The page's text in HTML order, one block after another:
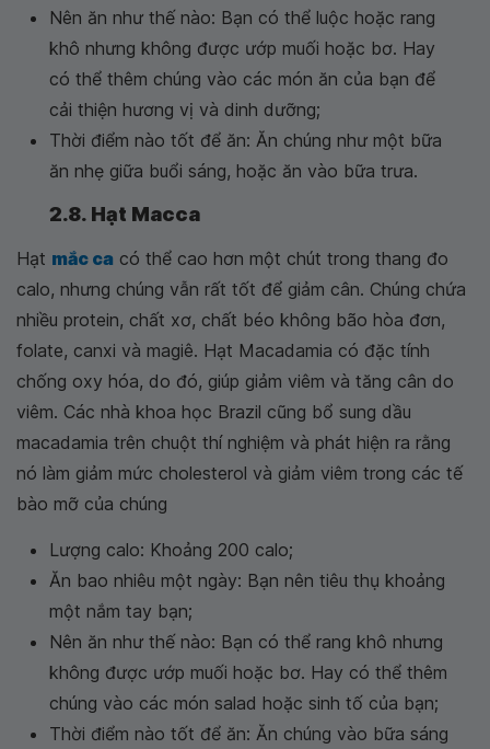
Nên ăn như thế nào: Bạn có thể luộc hoặc rang
khô nhưng không được ướp muối hoặc bơ. Hay
có thể thêm chúng vào các món ăn của bạn để
cải thiện hương vị và dinh dưỡng;
Thời điểm nào tốt để ăn: Ăn chúng như một bữa
ăn nhẹ giữa buổi sáng, hoặc ăn vào bữa trưa.
2.8. Hạt Macca
Hạt mắc ca có thể cao hơn một chút trong thang đo
calo, nhưng chúng vẫn rất tốt để giảm cân. Chúng chứa
nhiều protein, chất xơ, chất béo không bão hòa đơn,
folate, canxi và magiê. Hạt Macadamia có đặc tính
chống oxy hóa, do đó, giúp giảm viêm và tăng cân do
viêm. Các nhà khoa học Brazil cũng bổ sung dầu
macadamia trên chuột thí nghiệm và phát hiện ra rằng
nó làm giảm mức cholesterol và giảm viêm trong các tế
bào mỡ của chúng
Lượng calo: Khoảng 200 calo;
Ăn bao nhiêu một ngày: Bạn nên tiêu thụ khoảng
một nắm tay bạn;
Nên ăn như thế nào: Bạn có thể rang khô nhưng
không được ướp muối hoặc bơ. Hay có thể thêm
chúng vào các món salad hoặc sinh tố của bạn;
Thời điểm nào tốt để ăn: Ăn chúng vào bữa sáng